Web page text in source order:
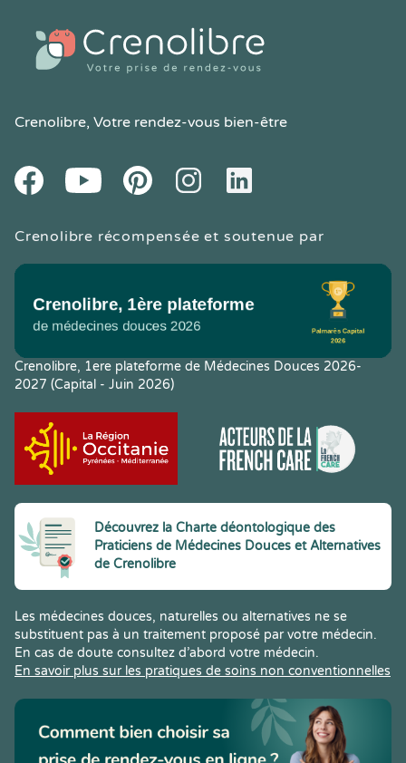
Crenolibre, Votre rendez-vous bien-être
FacebookYoutube PinteresetInstagramLinkedIn
Crenolibre récompensée et soutenue par
Crenolibre, 1ere plateforme de Médecines Douces 2026-
2027 (Capital - Juin 2026)
Découvrez la Charte déontologique des
Praticiens de Médecines Douces et Alternatives
de Crenolibre
Les médecines douces, naturelles ou alternatives ne se
substituent pas à un traitement proposé par votre médecin.
En cas de doute consultez d’abord votre médecin.
En savoir plus sur les pratiques de soins non conventionnelles